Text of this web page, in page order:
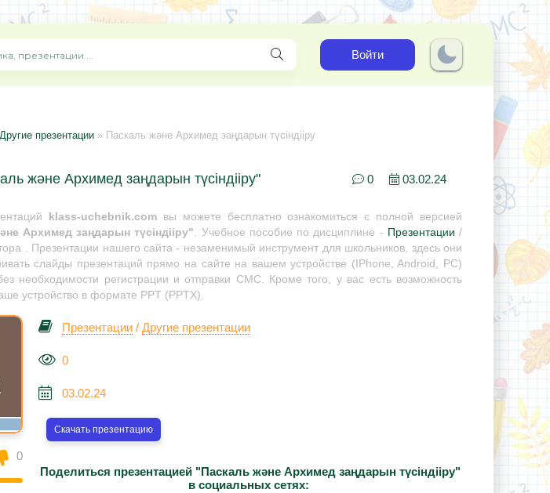
Войти
Другие презентации » Паскаль және Архимед заңдарын түсіндііру
және Архимед заңдарын түсіндііру" 0 03.02.24
klass-uchebnik.comвы можете бесплатно ознакомиться с полной версией
Архимед заңдарын түсіндііру". Учебное пособие по дисциплине - Презентации /
. Презентации нашего сайта - незаменимый инструмент для школьников, здесь они
слайды презентаций прямо на сайте на вашем устройстве (IPhone, Android, PC)
необходимости регистрации и отправки СМС. Кроме того, у вас есть возможность
устройство в формате PPT (PPTX).
0
Презентации / Другие презентации
0
03.02.24
Скачать презентацию
Поделиться презентацией "Паскаль және Архимед заңдарын түсіндііру"
в социальных сетях: